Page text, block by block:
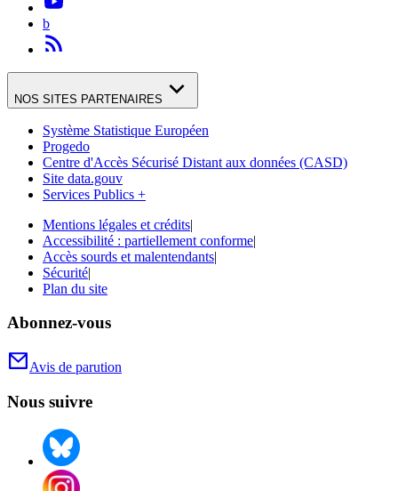
b
NOS SITES PARTENAIRES
Système Statistique Européen
Progedo
Centre d'Accès Sécurisé Distant aux données (CASD)
Site data.gouv
Services Publics +
Mentions légales et crédits|
Accessibilité : partiellement conforme|
Accès sourds et malentendants|
Sécurité|
Plan du site
Abonnez-vous
Avis de parution
Nous suivre